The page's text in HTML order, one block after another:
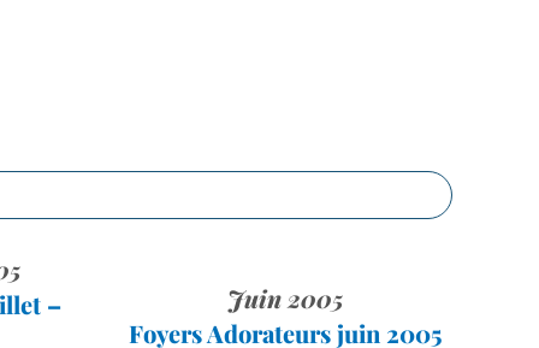
–
Juin 2005
Foyers Adorateurs juin 2005